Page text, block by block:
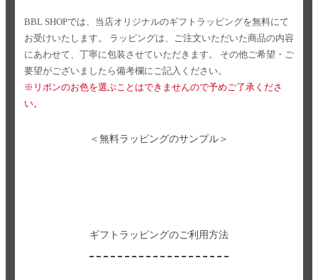
BBL SHOPでは、当店オリジナルのギフトラッピングを無料にて
お受けいたします。
ラッピングは、ご注文いただいた商品の内容
にあわせて、丁寧に包装させていただきます。
その他ご希望・ご
要望がございましたら備考欄にご記入ください。
※リボンのお色を選ぶことはできませんので予めご了承くださ
い。
＜無料ラッピングのサンプル＞
ギフトラッピングのご利用方法